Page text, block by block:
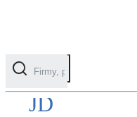
Kategorie
JD